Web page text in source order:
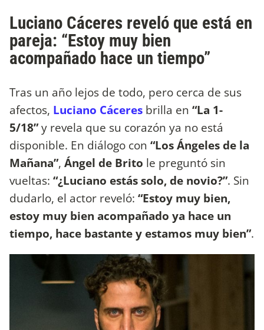
Luciano Cáceres reveló que está en
pareja: “Estoy muy bien
acompañado hace un tiempo”
Tras un año lejos de todo, pero cerca de sus
afectos, Luciano Cáceres brilla en “La 1-
5/18”y revela que su corazón ya no está
disponible. En diálogo con “Los Ángeles de la
Mañana”, Ángel de Brito le preguntó sin
vueltas: “¿Luciano estás solo, de novio?”. Sin
dudarlo, el actor reveló: “Estoy muy bien,
estoy muy bien acompañado ya hace un
tiempo, hace bastante y estamos muy bien”.